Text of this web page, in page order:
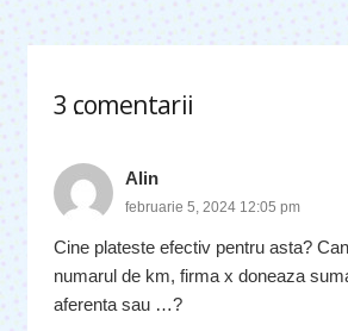
3 comentarii
.
Alin
februarie 5, 2024 12:05 pm
Cine plateste efectiv pentru asta?
numarul de km, firma x doneaza
aferenta sau …?